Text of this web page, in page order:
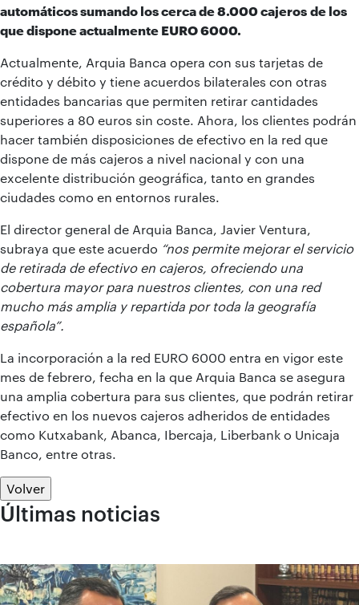
automáticos sumando los cerca de 8.000 cajeros de los
que dispone actualmente EURO 6000.
Actualmente, Arquia Banca opera con sus tarjetas de
crédito y débito y tiene acuerdos bilaterales con otras
entidades bancarias que permiten retirar cantidades
superiores a 80 euros sin coste. Ahora, los clientes podrán
hacer también disposiciones de efectivo en la red que
dispone de más cajeros a nivel nacional y con una
excelente distribución geográfica, tanto en grandes
ciudades como en entornos rurales.
El director general de Arquia Banca, Javier Ventura,
subraya que este acuerdo “nos permite mejorar el servicio
de retirada de efectivo en cajeros, ofreciendo una
cobertura mayor para nuestros clientes, con una red
mucho más amplia y repartida por toda la geografía
española”.
La incorporación a la red EURO 6000 entra en vigor este
mes de febrero, fecha en la que Arquia Banca se asegura
una amplia cobertura para sus clientes, que podrán retirar
efectivo en los nuevos cajeros adheridos de entidades
como Kutxabank, Abanca, Ibercaja, Liberbank o Unicaja
Banco, entre otras.
Volver
Últimas noticias